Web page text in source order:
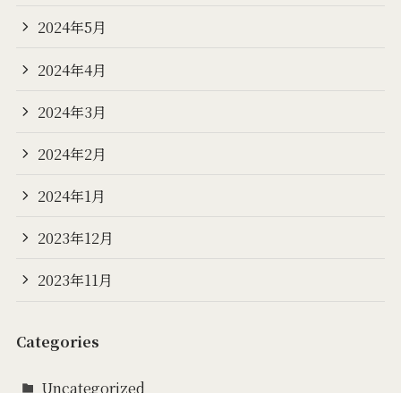
2024年5月
2024年4月
2024年3月
2024年2月
2024年1月
2023年12月
2023年11月
Categories
Uncategorized